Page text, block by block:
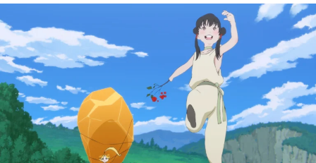
estudio
Science
SARU
anuncia
una
nueva
serie
de